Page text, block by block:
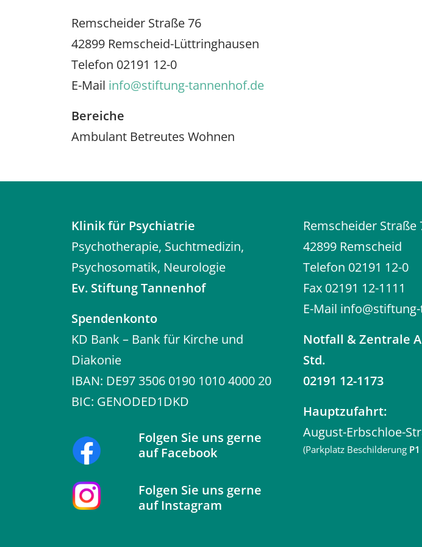
Remscheider Straße 76
42899 Remscheid-Lüttringhausen
Telefon 02191 12-0
E-Mail info@stiftung-tannenhof.de
Bereiche
Ambulant Betreutes Wohnen
Klinik für Psychiatrie
Psychotherapie, Suchtmedizin,
Psychosomatik, Neurologie
Ev. Stiftung Tannenhof
Spendenkonto
KD Bank – Bank für Kirche und
Diakonie
IBAN: DE97 3506 0190 1010 4000 20
BIC: GENODED1DKD
Folgen Sie uns gerne
aufFacebook
Folgen Sie uns gerne
aufInstagram
Remscheider Straße
42899 Remscheid
Telefon 02191 12-0
Fax 02191 12-1111
E-Mail
Notfall & Zentrale
Std.
02191 12-1173
Hauptzufahrt:
August-Erbschloe-
(Parkplatz Beschilderung P1